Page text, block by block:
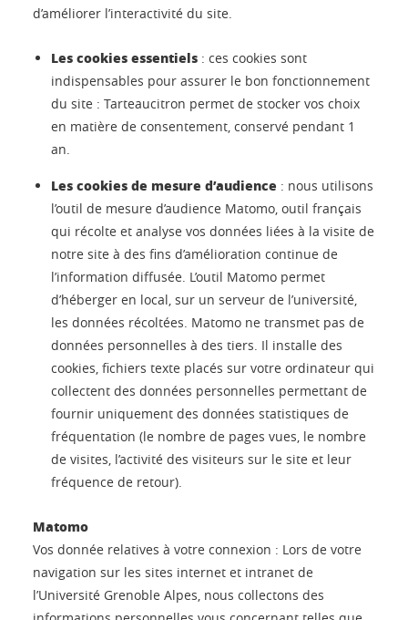
d’améliorer l’interactivité du site.
Les cookies essentiels : ces cookies sont
indispensables pour assurer le bon fonctionnement
du site : Tarteaucitron permet de stocker vos choix
en matière de consentement, conservé pendant 1
an.
Les cookies de mesure d’audience : nous utilisons
l’outil de mesure d’audience Matomo, outil français
qui récolte et analyse vos données liées à la visite de
notre site à des fins d’amélioration continue de
l’information diffusée. L’outil Matomo permet
d’héberger en local, sur un serveur de l’université,
les données récoltées. Matomo ne transmet pas de
données personnelles à des tiers. Il installe des
cookies, fichiers texte placés sur votre ordinateur qui
collectent des données personnelles permettant de
fournir uniquement des données statistiques de
fréquentation (le nombre de pages vues, le nombre
de visites, l’activité des visiteurs sur le site et leur
fréquence de retour).
Matomo
Vos donnée relatives à votre connexion : Lors de votre
navigation sur les sites internet et intranet de
l’Université Grenoble Alpes, nous collectons des